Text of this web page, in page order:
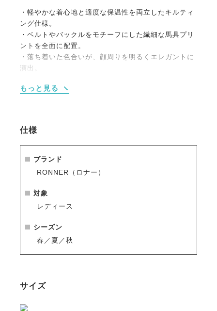
・軽やかな着心地と適度な保温性を両立したキルティ
ング仕様。
・ベルトやバックルをモチーフにした繊細な馬具プリ
ントを全面に配置。
・落ち着いた色合いが、顔周りを明るくエレガントに
演出。
えたスリムなシルエット。
たパイピングが全体のアクセント。
・両サイドに小物の収納に便利な実用的なポケットを
配置。
のでお早めのご注文をお勧めします。
ださい。
もっと見る
仕様
ブランド
RONNER（ロナー）
対象
レディース
シーズン
春／夏／秋
サイズ